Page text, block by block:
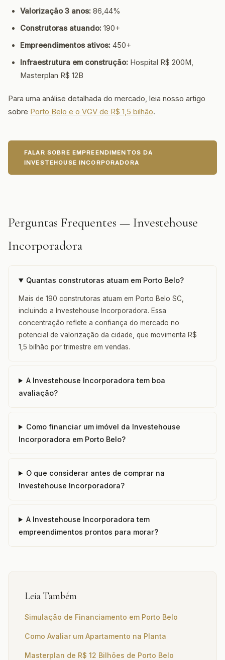
Valorização 3 anos: 86,44%
Construtoras atuando: 190+
Empreendimentos ativos: 450+
Infraestrutura em construção: Hospital R$ 200M,
Masterplan R$ 12B
Para uma análise detalhada do mercado, leia nosso artigo
sobre Porto Belo e o VGV de R$ 1,5 bilhão.
FALAR SOBRE EMPREENDIMENTOS DA
INVESTEHOUSE INCORPORADORA
Perguntas Frequentes — Investehouse
Incorporadora
Quantas construtoras atuam em Porto Belo?
Mais de 190 construtoras atuam em Porto Belo SC,
incluindo a Investehouse Incorporadora. Essa
concentração reflete a confiança do mercado no
potencial de valorização da cidade, que movimenta R$
1,5 bilhão por trimestre em vendas.
A Investehouse Incorporadora tem boa
avaliação?
Como financiar um imóvel da Investehouse
Incorporadora em Porto Belo?
O que considerar antes de comprar na
Investehouse Incorporadora?
A Investehouse Incorporadora tem
empreendimentos prontos para morar?
Leia Também
Simulação de Financiamento em Porto Belo
Como Avaliar um Apartamento na Planta
Masterplan de R$ 12 Bilhões de Porto Belo